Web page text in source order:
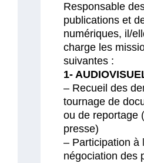
Responsable
publications et
numériques, il/
charge les
suivantes :
1-
– Recueil des
tournage de
ou de reportage
presse)
– Participation à
négociation des